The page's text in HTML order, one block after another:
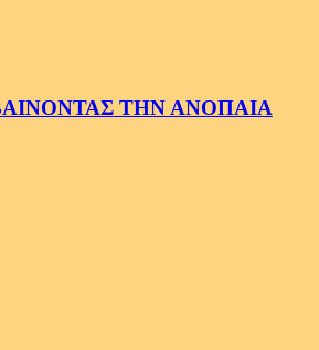
ΤΗΝ ΑΝΟΠΑΙΑ